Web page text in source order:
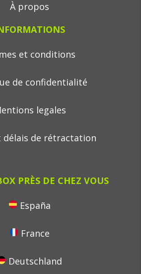
À propos
et conditions
de confidentialité
legales
délais de rétractation
PRÈS DE CHEZ VOUS
España
France
Deutschland